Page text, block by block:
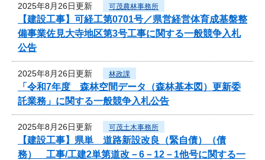
2025年8月26日更新 可茂農林事務所
【建設工事】可経工第0701号／県営経営体育成基盤整
備事業佐見大寺地区第3号工事に関する一般競争入札
公告
2025年8月26日更新 林政課
「令和7年度 森林空間データ（森林基本図）更新委
託業務」に関する一般競争入札公告
2025年8月26日更新 可茂土木事務所
【建設工事】県単 道路新設改良（緊自債）（債
務） 工事/工建2単第道改－6－12－1他号に関する一